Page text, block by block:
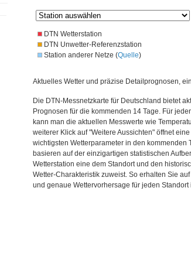
DTN Wetterstation
DTN Unwetter-Referenzstation
Station anderer Netze (Quelle)
Aktuelles Wetter und präzise Detailprognosen,
Die DTN-Messnetzkarte für Deutschland bietet
Prognosen für die kommenden 14 Tage. Für
kann man die aktuellen Messwerte wie
weiterer Klick auf "Weitere Aussichten" öffnet
wichtigsten Wetterparameter in den kommenden
basieren auf der einzigartigen statistischen
Wetterstation eine dem Standort und den
Wetter-Charakteristik zuweist. So erhalten Sie
und genaue Wettervorhersage für jeden